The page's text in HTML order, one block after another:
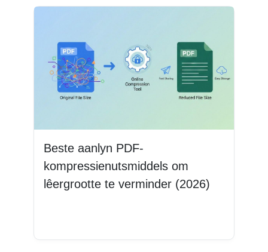
Beste aanlyn PDF-
kompressienutsmiddels om
lêergrootte te verminder (2026)